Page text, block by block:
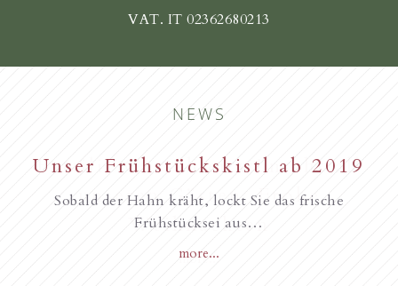
VAT. IT 02362680213
NEWS
Familie Gurschler wünscht all
unseren Gästen, Frohe
Weihnachten
Unser Frühstückskistl ab 2019
Sobald der Hahn kräht, lockt Sie das frische
Frühstücksei aus…
more...
New starting in the summer of
2017